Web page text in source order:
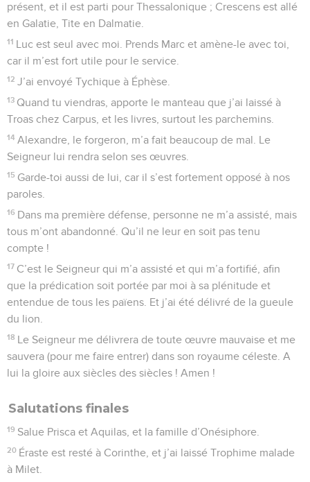
présent, et il est parti pour Thessalonique ; Crescens est allé
en Galatie, Tite en Dalmatie.
11 Luc est seul avec moi. Prends Marc et amène-le avec toi,
car il m’est fort utile pour le service.
12 J’ai envoyé Tychique à Éphèse.
13 Quand tu viendras, apporte le manteau que j’ai laissé à
Troas chez Carpus, et les livres, surtout les parchemins.
14 Alexandre, le forgeron, m’a fait beaucoup de mal. Le
Seigneur lui rendra selon ses œuvres.
15 Garde-toi aussi de lui, car il s’est fortement opposé à nos
paroles.
16 Dans ma première défense, personne ne m’a assisté, mais
tous m’ont abandonné. Qu’il ne leur en soit pas tenu
compte !
17 C’est le Seigneur qui m’a assisté et qui m’a fortifié, afin
que la prédication soit portée par moi à sa plénitude et
entendue de tous les païens. Et j’ai été délivré de la gueule
du lion.
18 Le Seigneur me délivrera de toute œuvre mauvaise et me
sauvera (pour me faire entrer) dans son royaume céleste. A
lui la gloire aux siècles des siècles ! Amen !
Salutations finales
19 Salue Prisca et Aquilas, et la famille d’Onésiphore.
20 Éraste est resté à Corinthe, et j’ai laissé Trophime malade
à Milet.